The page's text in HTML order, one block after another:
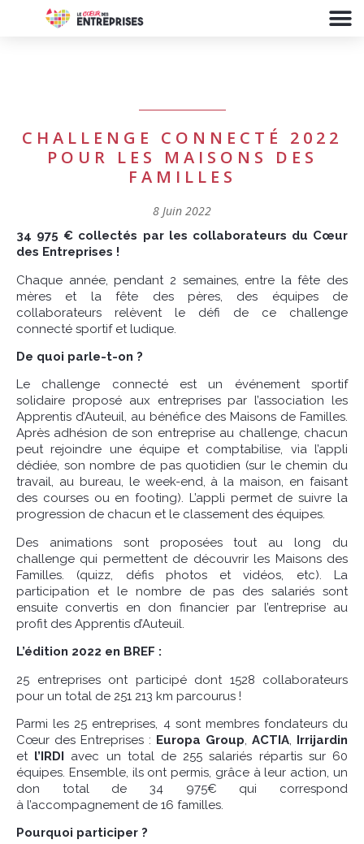
CHALLENGE CONNECTÉ 2022
POUR LES MAISONS DES
FAMILLES
8 Juin 2022
34 975 € collectés par les collaborateurs du Cœur
des Entreprises !
Chaque année, pendant 2 semaines, entre la fête des
mères et la fête des pères, des équipes de
collaborateurs relèvent le défi de ce challenge
connecté sportif et ludique.
De quoi parle-t-on ?
Le challenge connecté est un événement sportif
solidaire proposé aux entreprises par l’association les
Apprentis d’Auteuil, au bénéfice des Maisons de Familles.
Après adhésion de son entreprise au challenge, chacun
peut rejoindre une équipe et comptabilise, via l’appli
dédiée, son nombre de pas quotidien (sur le chemin du
travail, au bureau, le week-end, à la maison, en faisant
des courses ou en footing). L’appli permet de suivre la
progression de chacun et le classement des équipes.
Des animations sont proposées tout au long du
challenge qui permettent de découvrir les Maisons des
Familles. (quizz, défis photos et vidéos, etc). La
participation et le nombre de pas des salariés sont
ensuite convertis en don financier par l’entreprise au
profit des Apprentis d’Auteuil.
L’édition 2022 en BREF :
25 entreprises ont participé dont 1528 collaborateurs
pour un total de 251 213 km parcourus !
Parmi les 25 entreprises, 4 sont membres fondateurs du
Cœur des Entreprises : Europa Group, ACTIA, Irrijardin
et l’IRDI avec un total de 255 salariés répartis sur 60
équipes. Ensemble, ils ont permis, grâce à leur action, un
don total de 34 975€ qui correspond
à l’accompagnement de 16 familles.
Pourquoi participer ?